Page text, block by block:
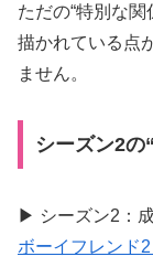
ただの“特別な
描かれている点
ません。
シーズン2の
▶ シーズン2：
ボーイフレンド